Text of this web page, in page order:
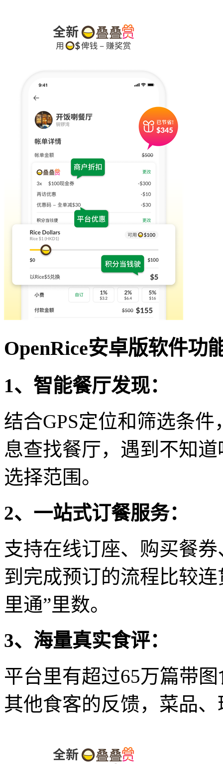
OpenRice安卓版软件功
1、智能餐厅发现：
结合GPS定位和筛选条
息查找餐厅，遇到不知
选择范围。
2、一站式订餐服务：
支持在线订座、购买餐
到完成预订的流程比较
里通”里数。
3、海量真实食评：
平台里有超过65万篇带
其他食客的反馈，菜品